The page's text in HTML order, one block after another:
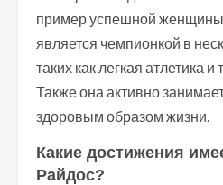
пример успешной женщины
является чемпионкой в
таких как легкая атлетика
Также она активно
здоровым образом жизни.
Какие достижения
Райдос?